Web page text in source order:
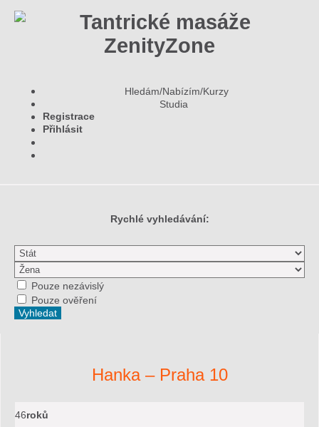
Hledám/Nabízím/Kurzy
Studia
Registrace
Přihlásit
Hanka – Praha 10
46roků
Rychlé vyhledávání:
Pouze nezávislý
Pouze ověření